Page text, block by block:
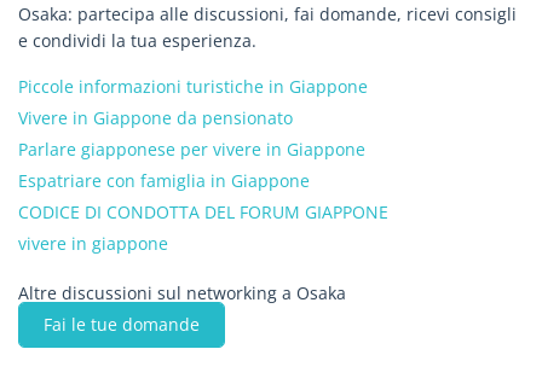
Osaka: partecipa alle discussioni, fai domande, ricevi consigli
e condividi la tua esperienza.
Piccole informazioni turistiche in Giappone
Vivere in Giappone da pensionato
Parlare giapponese per vivere in Giappone
Espatriare con famiglia in Giappone
CODICE DI CONDOTTA DEL FORUM GIAPPONE
vivere in giappone
Altre discussioni sul networking a Osaka
Fai le tue domande